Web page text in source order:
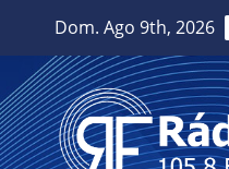
content
Dom. Ago 9th, 2026